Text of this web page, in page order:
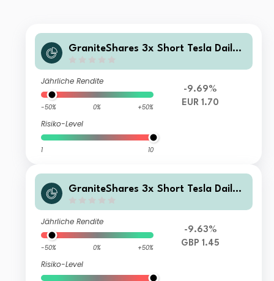
GraniteShares 3x Short Tesla Daily
Jährliche Rendite
-50% 0% +50%
Risiko-Level
1 10
-9.69%
EUR 1.70
GraniteShares 3x Short Tesla Daily
Jährliche Rendite
-50% 0% +50%
Risiko-Level
-9.63%
GBP 1.45